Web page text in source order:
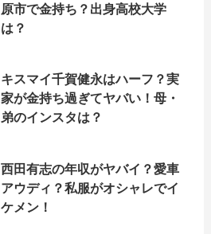
原市で金持ち？出身高校大学
は？
キスマイ千賀健永はハーフ？実
家が金持ち過ぎてヤバい！母・
弟のインスタは？
西田有志の年収がヤバイ？愛車
アウディ？私服がオシャレでイ
ケメン！